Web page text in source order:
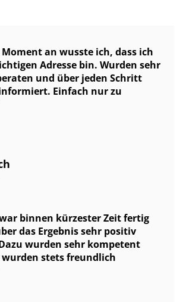
an wusste ich, dass ich
Adresse bin. Wurden sehr
und über jeden Schritt
Einfach nur zu
binnen kürzester Zeit fertig
das Ergebnis sehr positiv
wurden sehr kompetent
stets freundlich